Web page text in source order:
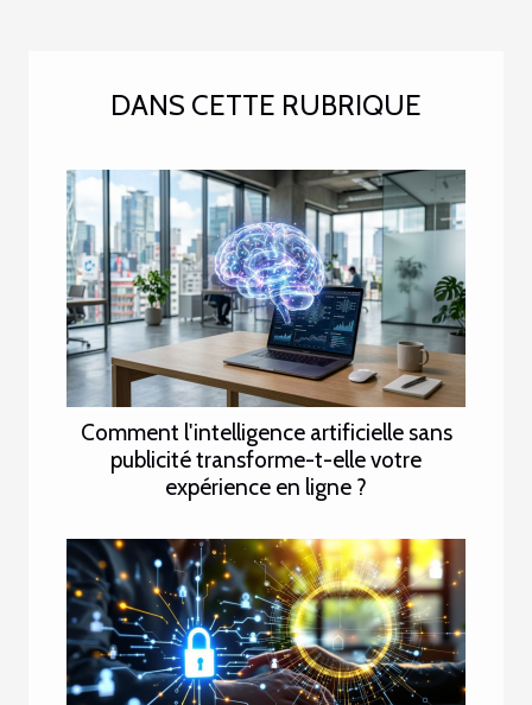
DANS CETTE RUBRIQUE
Comment l'intelligence artificielle sans
publicité transforme-t-elle votre
expérience en ligne ?